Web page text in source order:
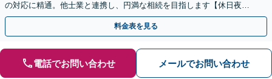
の対応に精通。他士業と連携し、円満な相続を目指します【休日夜間
対応】【上福岡駅8分】生前対策もお任せください
料金表を見る
電話でお問い合わせ メールでお問い合わせ